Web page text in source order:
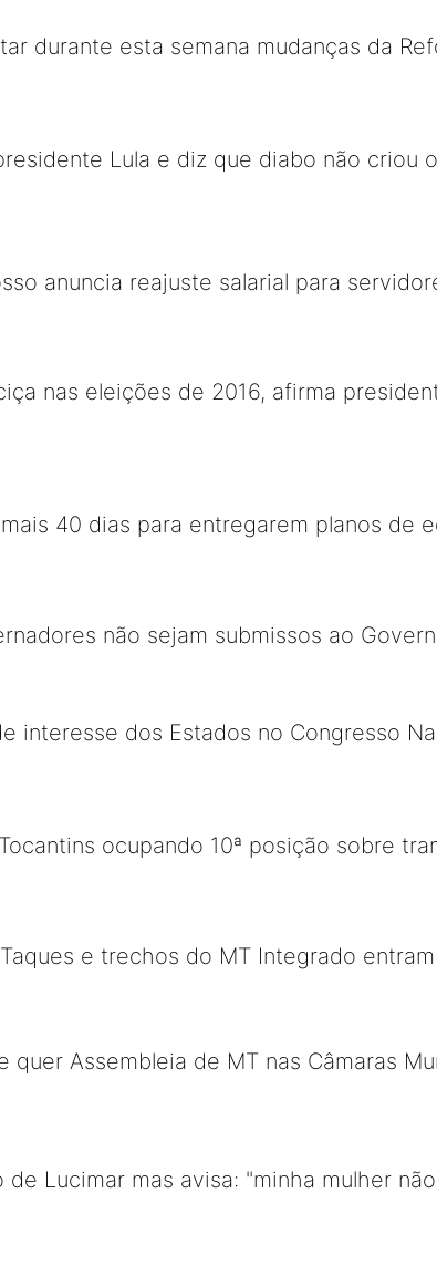
durante esta semana mudanças da
Lula e diz que diabo não criou
anuncia reajuste salarial para
nas eleições de 2016, afirma
40 dias para entregarem planos de
não sejam submissos ao
interesse dos Estados no Congresso
ocupando 10ª posição sobre
e trechos do MT Integrado
quer Assembleia de MT nas Câmaras
Lucimar mas avisa: "minha mulher